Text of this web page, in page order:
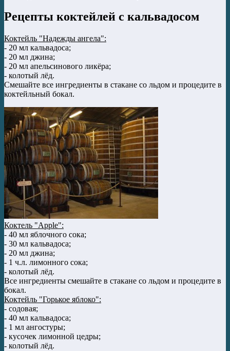
Рецепты коктейлей с кальвадосом
Коктейль "Надежды ангела":
- 20 мл кальвадоса;
- 20 мл джина;
- 20 мл апельсинового ликёра;
- колотый лёд.
Смешайте все ингредиенты в стакане со льдом и процедите в
коктейльный бокал.
Коктель "Apple":
- 40 мл яблочного сока;
- 30 мл кальвадоса;
- 20 мл джина;
- 1 ч.л. лимонного сока;
- колотый лёд.
Все ингредиенты смешайте в стакане со льдом и процедите в
бокал.
Коктейль "Горькое яблоко":
- содовая;
- 40 мл кальвадоса;
- 1 мл ангостуры;
- кусочек лимонной цедры;
- колотый лёд.